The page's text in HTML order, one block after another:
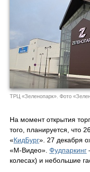
ТРЦ «Зеленопарк». Фото
На момент открытия
того, планируется, что
«КидБург». 27 декабря
«М-Видео». Фудпаркинг
колесах) и небольшие